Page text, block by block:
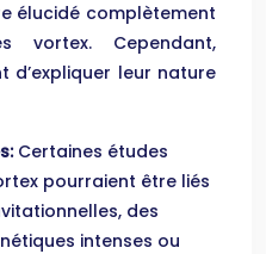
élucidé complètement
vortex. Cependant,
d’expliquer leur nature
Certaines études
pourraient être liés
des
intenses ou